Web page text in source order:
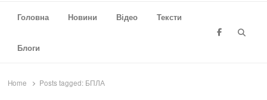
Головна
Новини Відео Тексти
Блоги
Home Posts tagged: БПЛА